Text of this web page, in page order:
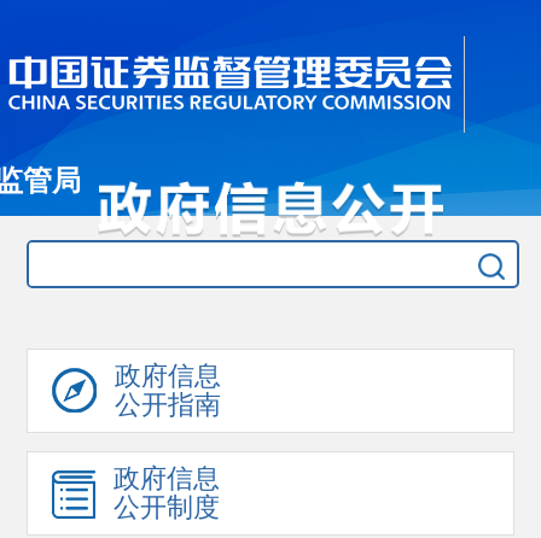
管局
政府信息
公开指南
政府信息
公开制度